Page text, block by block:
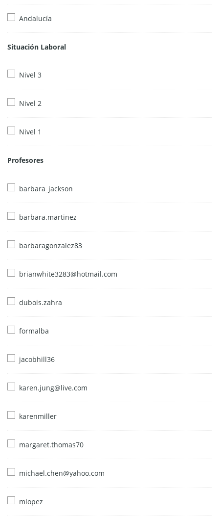
Andalucía
Situación Laboral
Nivel 3
Nivel 2
Nivel 1
Profesores
barbara_jackson
barbara.martinez
barbaragonzalez83
brianwhite3283@hotmail.com
dubois.zahra
formalba
jacobhill36
karen.jung@live.com
karenmiller
margaret.thomas70
michael.chen@yahoo.com
mlopez